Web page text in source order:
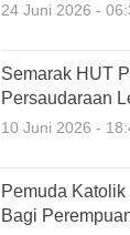
24 Juni 2026 -
Semarak HUT
Persaudaraan
10 Juni 2026 -
Pemuda
Bagi